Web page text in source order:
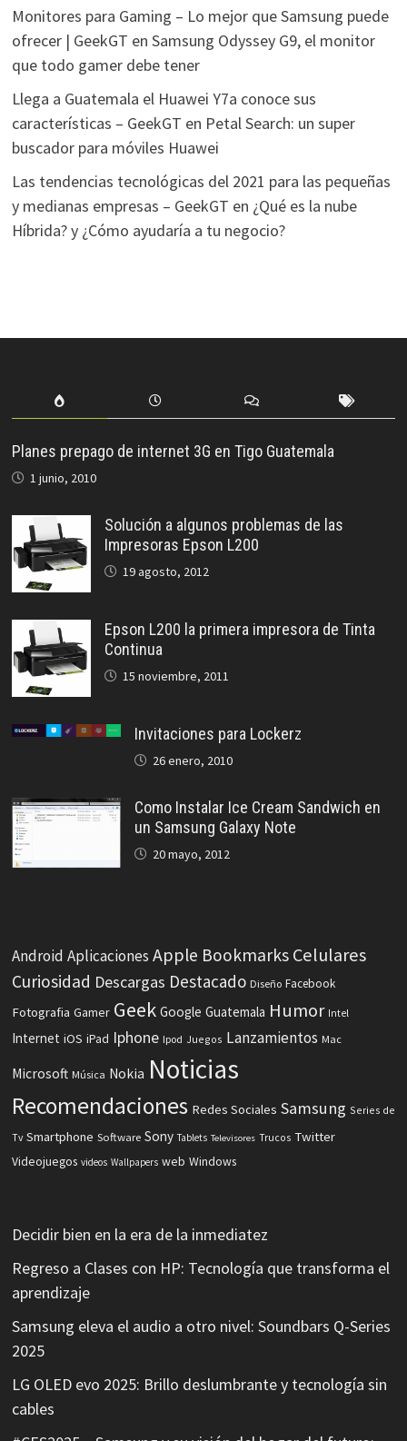
Monitores para Gaming – Lo mejor que Samsung puede
ofrecer | GeekGT en Samsung Odyssey G9, el monitor
que todo gamer debe tener
Llega a Guatemala el Huawei Y7a conoce sus
características – GeekGT en Petal Search: un super
buscador para móviles Huawei
Las tendencias tecnológicas del 2021 para las pequeñas
y medianas empresas – GeekGT en ¿Qué es la nube
Híbrida? y ¿Cómo ayudaría a tu negocio?
Planes prepago de internet 3G en Tigo Guatemala
1 junio, 2010
Solución a algunos problemas de las
Impresoras Epson L200
19 agosto, 2012
Epson L200 la primera impresora de Tinta
Continua
15 noviembre, 2011
Invitaciones para Lockerz
26 enero, 2010
Como Instalar Ice Cream Sandwich en
un Samsung Galaxy Note
20 mayo, 2012
Android Aplicaciones Apple Bookmarks Celulares
Curiosidad Descargas Destacado Diseño Facebook
Fotografia Gamer Geek Google Guatemala Humor Intel
Internet iOS iPad Iphone Ipod Juegos Lanzamientos Mac
Microsoft Música Nokia Noticias
Recomendaciones Redes Sociales Samsung Series de
Tv Smartphone Software Sony Tablets Televisores Trucos Twitter
Videojuegos videos Wallpapers web Windows
Decidir bien en la era de la inmediatez
Regreso a Clases con HP: Tecnología que transforma el
aprendizaje
Samsung eleva el audio a otro nivel: Soundbars Q-Series
2025
LG OLED evo 2025: Brillo deslumbrante y tecnología sin
cables